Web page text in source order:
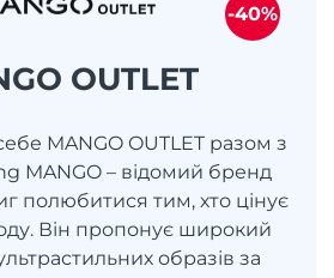
OUTLET
MANGO OUTLET разом з
MANGO – відомий бренд
полюбитися тим, хто цінує
Він пропонує широкий
образів за
-40%